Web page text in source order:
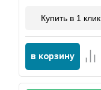
Купить в 1 клик
в корзину